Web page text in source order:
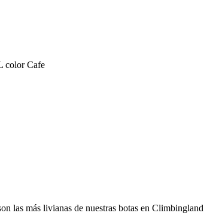
color Cafe
las más livianas de nuestras botas en Climbingland